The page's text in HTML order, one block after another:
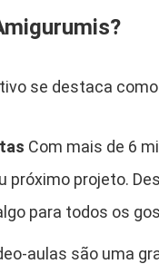
se destaca
Com mais de 6
próximo projeto.
para todos os
aulas são uma